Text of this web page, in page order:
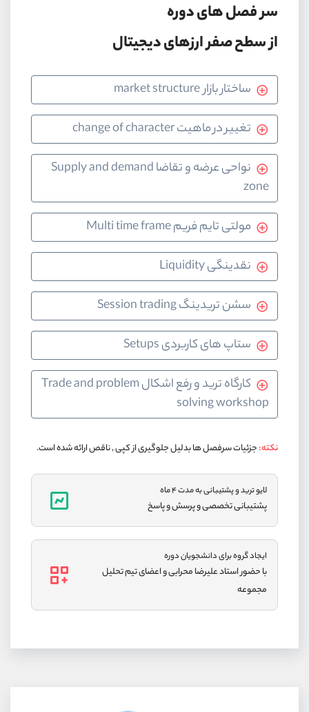
سر فصل های دوره
از سطح صفر ارزهای دیجیتال
نواحی عرضه و تقاضا Supply and demand
zone
کارگاه ترید و رفع اشکال Trade and problem
solving workshop
نکته:جزئیات سرفصل ها بدلیل جلوگیری از کپی , ناقص ارائه شده است.
لایو ترید و پشتیبانی به مدت ۴ ماه
پشتیبانی تخصصی و پرسش و پاسخ
ایجاد گروه برای دانشجویان دوره
با حضور استاد علیرضا محرابی و اعضای تیم تحلیل
مجموعه